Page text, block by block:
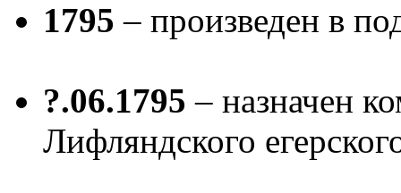
1795 – произведен в
?.06.1795 – назначен
Лифляндского